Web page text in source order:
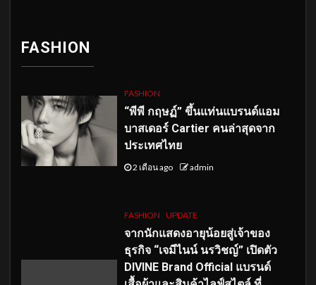
FASHION
FASHION
“พีพี กฤษฏ์” ขึ้นแท่นแบรนด์แอม
บาสเดอร์ Cartier คนล่าสุดจาก
ประเทศไทย
2 เดือน ago admin
FASHION UPDATE
จากนักแสดงอายุน้อยสู่เจ้าของ
ธุรกิจ “เจมีไนน์ นรวิชญ์” เปิดตัว
DIVINE Brand Official แบรนด์